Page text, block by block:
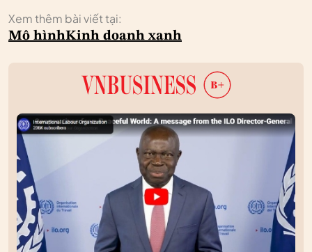
Xem thêm bài viết tại:
Mô hìnhKinh doanh xanh